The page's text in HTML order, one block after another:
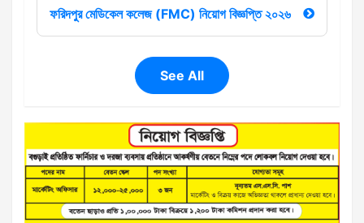
ফরিদপুর মেডিকেল কলেজ (FMC) নিয়োগ বিজ্ঞপ্তি ২০২৬
See All